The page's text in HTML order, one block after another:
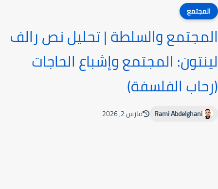
والسلطة | تحليل نص رالف
المجتمع وإشباع الحاجات
الفلسفة)
Rami Abdelghani مارس 2, 2026